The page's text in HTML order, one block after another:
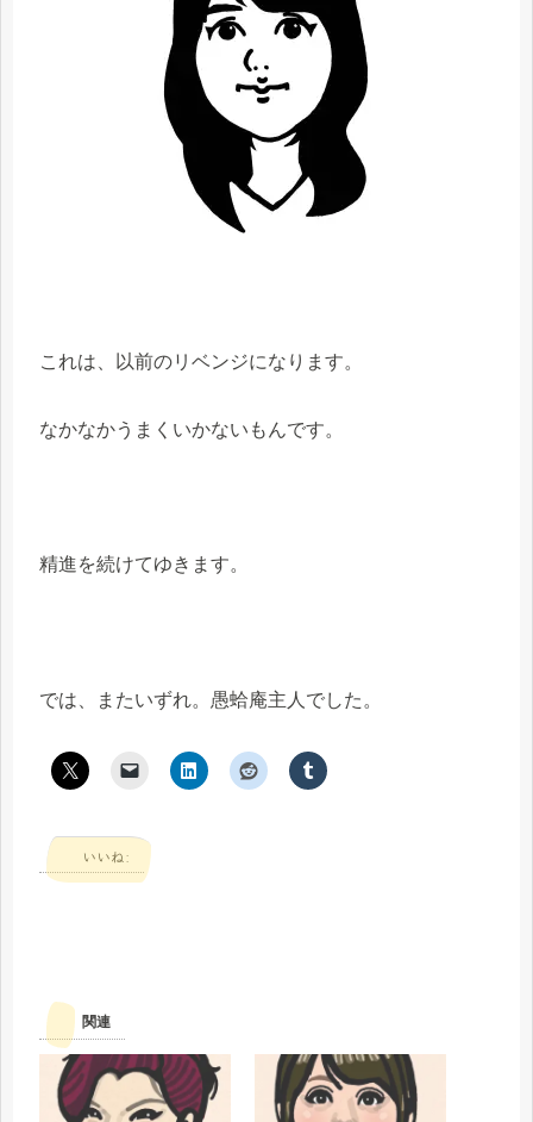
これは、以前のリベンジになります。
なかなかうまくいかないもんです。
精進を続けてゆきます。
では、またいずれ。愚蛤庵主人でした。
いいね:
関連